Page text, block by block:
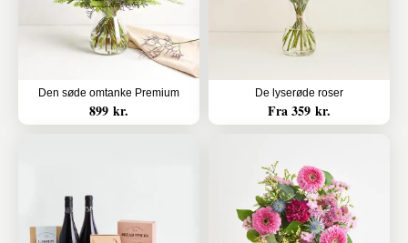
Den søde omtanke Premium
899 kr.
De lyserøde roser
Fra 359 kr.